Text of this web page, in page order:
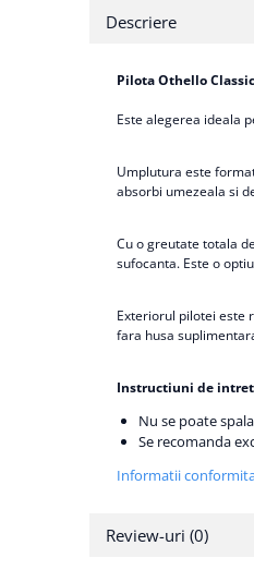
Descriere
Pilota Othello
Este alegerea ideala
Umplutura este
absorbi umezeala si
Cu o greutate totala
sufocanta. Este o
Exteriorul pilotei este
fara husa
Instructiuni de
Nu se poate
Se recomanda
Informatii
Review-uri (0)